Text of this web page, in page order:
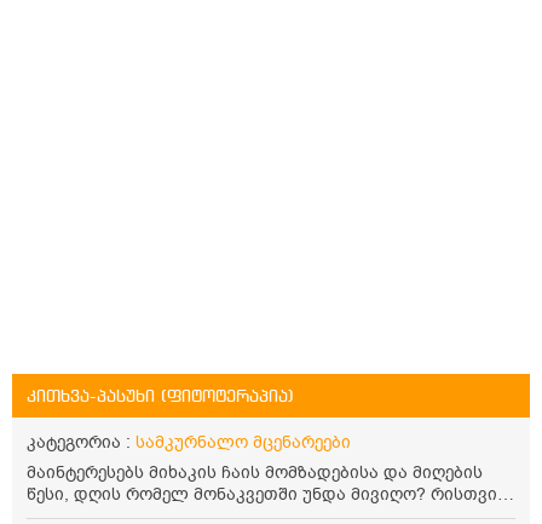
კითხვა-პასუხი (ფიტოტერაპია)
კატეგორია : სამკურნალო მცენარეები
მაინტერესებს მიხაკის ჩაის მომზადებისა და მიღების
წესი, დღის რომელ მონაკვეთში უნდა მივიღო? რისთვის
არის სასარგებლო და უკუჩვენება თუ აქვს